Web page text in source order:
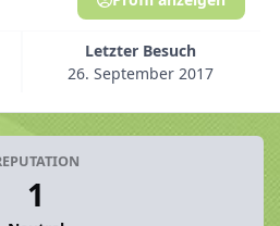
Letzter Besuch
26. September 2017
1